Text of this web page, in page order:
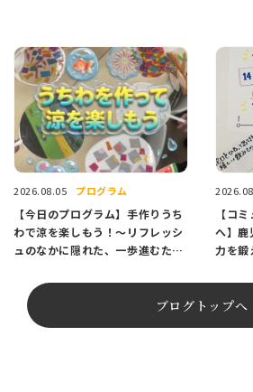
2026.08.05 プログラム
【今日のプログラム】手作りうち
わで涼を楽しもう！〜リフレッシ
ュのなかに隠れた、一歩進むため
【コ
へ】鹿
力を
ブログトップへ